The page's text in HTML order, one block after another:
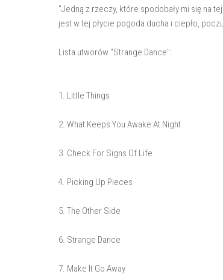
"Jedną z rzeczy, które spodobały mi się na
jest w tej płycie pogoda ducha i ciepło,
Lista utworów "Strange Dance":
1. Little Things
2. What Keeps You Awake At Night
3. Check For Signs Of Life
4. Picking Up Pieces
5. The Other Side
6. Strange Dance
7. Make It Go Away